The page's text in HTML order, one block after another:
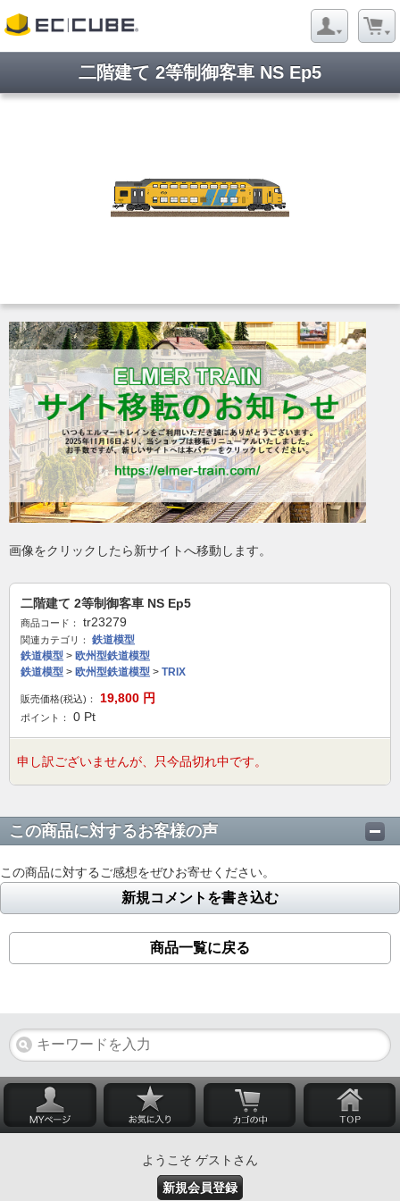
二階建て 2等制御客車 NS Ep5
画像をクリックしたら新サイトへ移動します。
二階建て 2等制御客車 NS Ep5
商品コード： tr23279
関連カテゴリ：
鉄道模型
鉄道模型 > 欧州型鉄道模型
鉄道模型 > 欧州型鉄道模型 > TRIX
販売価格(税込)： 19,800 円
ポイント： 0 Pt
申し訳ございませんが、只今品切れ中です。
この商品に対するお客様の声
この商品に対するご感想をぜひお寄せください。
新規コメントを書き込む
商品一覧に戻る
ようこそ ゲストさん
新規会員登録